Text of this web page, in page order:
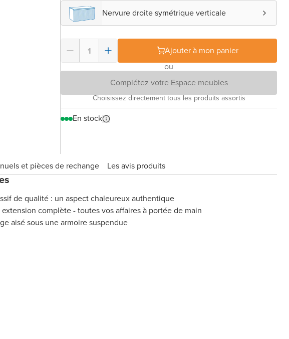
Nervure droite symétrique verticale
Ajouter à mon panier
ou
Complétez votre Espace meubles
Choisissez directement tous les produits assortis
En stock
et pièces de rechange
Les avis produits
de qualité : un aspect chaleureux authentique
extension complète - toutes vos affaires à portée de main
aisé sous une armoire suspendue